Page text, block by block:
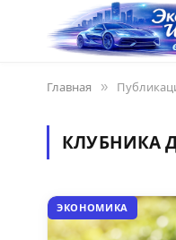
Главная »
КЛУБНИКА
ЭКОНОМИКА